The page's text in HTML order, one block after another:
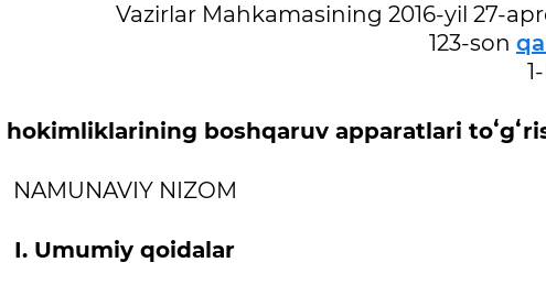
Vazirlar Mahkamasining 2016-yil 27-
123-son
boshqaruv apparatlari
NAMUNAVIY NIZOM
I. Umumiy qoidalar